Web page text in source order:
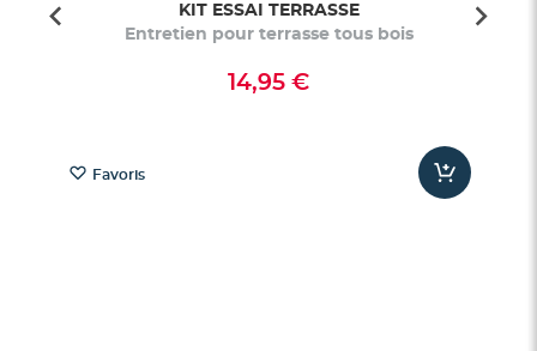
KIT ESSAI TERRASSE
Entretien pour terrasse tous bois
14,95 €
Favoris